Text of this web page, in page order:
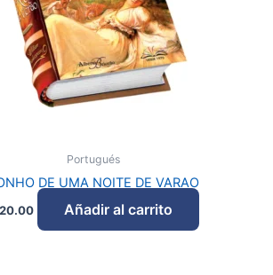
Portugués
DE UMA NOITE DE VARAO
20.00 Añadir al carrito